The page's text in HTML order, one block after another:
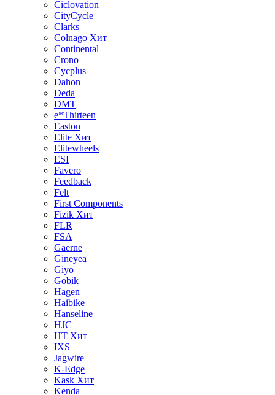
Ciclovation
CityCycle
Clarks
Colnago Хит
Continental
Crono
Cycplus
Dahon
Deda
DMT
e*Thirteen
Easton
Elite Хит
Elitewheels
ESI
Favero
Feedback
Felt
First Components
Fizik Хит
FLR
FSA
Gaerne
Gineyea
Giyo
Gobik
Hagen
Haibike
Hanseline
HJC
HT Хит
IXS
Jagwire
K-Edge
Kask Хит
Kenda